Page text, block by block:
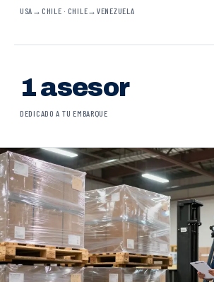
USA→CHILE · CHILE→VENEZUELA
1 asesor
DEDICADO A TU EMBARQUE